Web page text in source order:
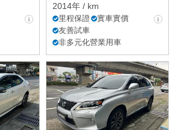
2014年 / km
里程保證
實車實價
友善試車
非多元化營業用車